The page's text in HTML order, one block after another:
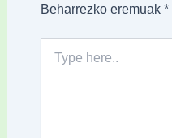
Beharrezko eremuak *
here..